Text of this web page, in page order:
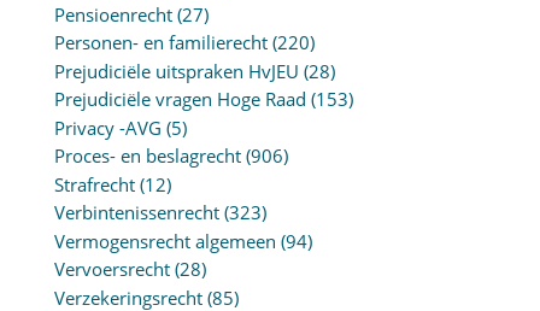
Pensioenrecht(27)
Personen- en familierecht(220)
Prejudiciële uitspraken HvJEU (28)
Prejudiciële vragen Hoge Raad (153)
Privacy -AVG (5)
Proces- en beslagrecht(906)
Strafrecht(12)
Verbintenissenrecht(323)
Vermogensrecht algemeen (94)
Vervoersrecht(28)
Verzekeringsrecht(85)